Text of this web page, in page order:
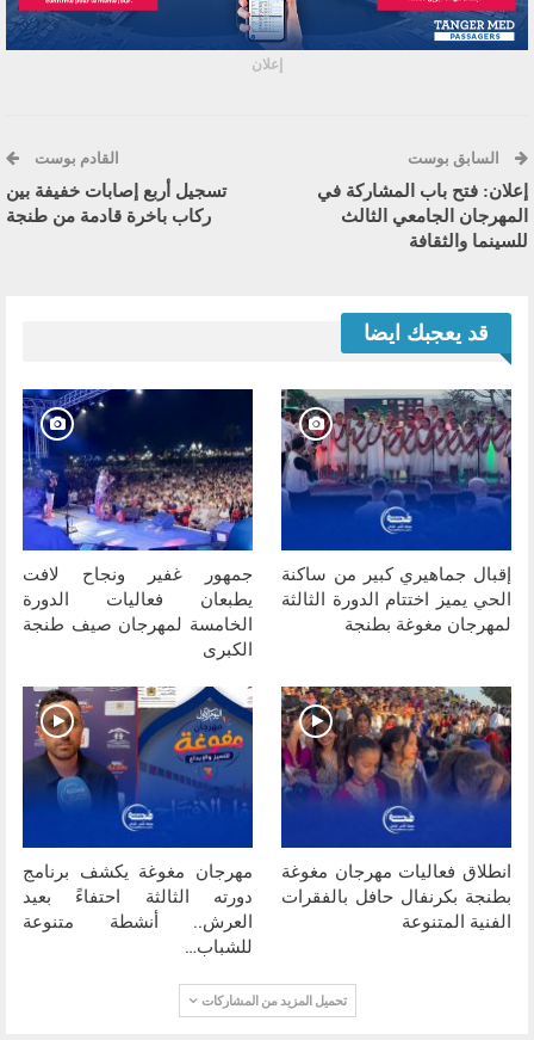
إعلان
السابق بوست
إعلان: فتح باب المشاركة في
المهرجان الجامعي الثالث
للسينما والثقافة
القادم بوست
تسجيل أربع إصابات خفيفة بين
ركاب باخرة قادمة من طنجة
قد يعجبك ايضا
إقبال جماهيري كبير من ساكنة
الحي يميز اختتام الدورة الثالثة
لمهرجان مغوغة بطنجة
جمهور غفير ونجاح لافت
يطبعان فعاليات الدورة
الخامسة لمهرجان صيف طنجة
الكبرى
انطلاق فعاليات مهرجان مغوغة
بطنجة بكرنفال حافل بالفقرات
الفنية المتنوعة
مهرجان مغوغة يكشف برنامج
دورته الثالثة احتفاءً بعيد
العرش.. أنشطة متنوعة
للشباب…
تحميل المزيد من المشاركات